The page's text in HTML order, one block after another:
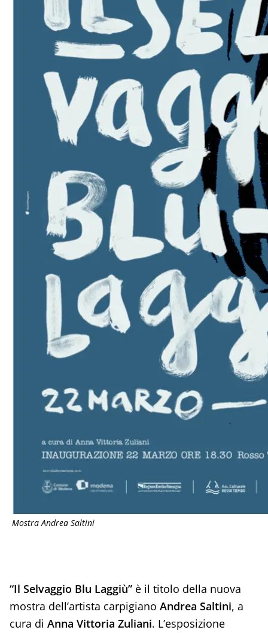
Mostra Andrea Saltini
“Il Selvaggio Blu Laggiù”è il titolo della nuova
mostra dell’artista carpigiano Andrea Saltini, a
cura di Anna Vittoria Zuliani. L’esposizione